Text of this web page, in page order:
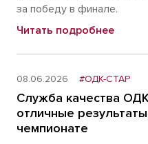
за победу в финале.
Читать подробнее
08.06.2026 #ОДК-СТАР
Служба качества
отличные
чемпионате